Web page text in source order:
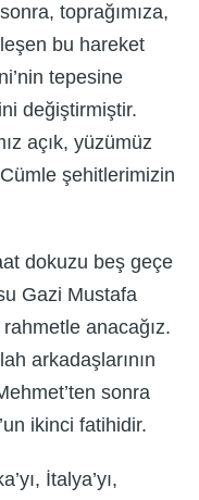
toprağımıza,
bu hareket
tepesine
değiştirmiştir.
açık, yüzümüz
şehitlerimizin
dokuzu beş geçe
Gazi Mustafa
anacağız.
arkadaşlarının
sonra
ikinci fatihidir.
İtalya’yı,